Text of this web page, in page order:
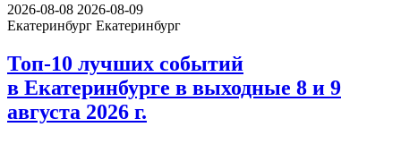
2026-08-08 2026-08-09
Екатеринбург Екатеринбург
Топ-10 лучших событий
в Екатеринбурге в выходные 8 и 9
августа 2026 г.